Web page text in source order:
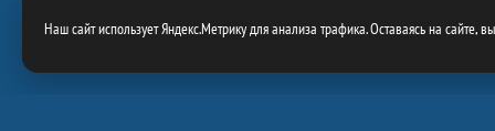
Наш сайт использует Яндекс.Метрику для анализа трафика. Оставаясь на сайте,